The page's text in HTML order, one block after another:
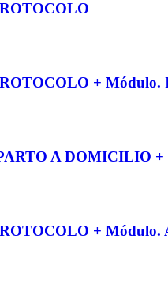
+ Módulo.
A DOMICILIO +
+ Módulo.